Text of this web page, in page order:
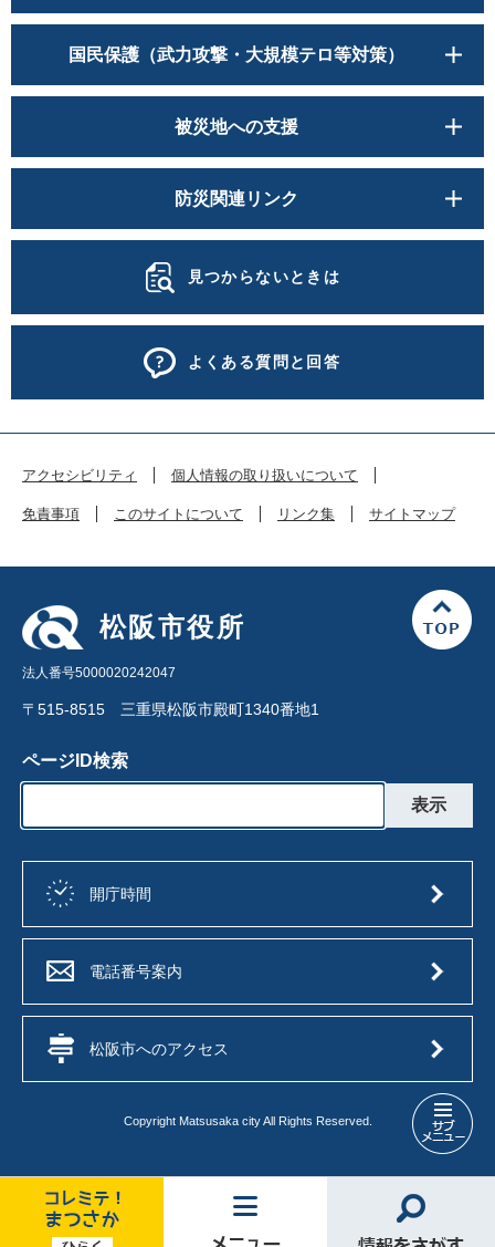
防
メ
ニ
国民保護（武力攻撃・大規模テロ等対策）
被災地への支援
防災関連リンク
見つからないときは
よくある質問と回答
アクセシビリティ 個人情報の取り扱いについて
免責事項 このサイトについて リンク集 サイトマップ
松阪市役所
法人番号5000020242047
〒515-8515 三重県松阪市殿町1340番地1
ページID検索
開庁時間
電話番号案内
松阪市へのアクセス
Copyright Matsusaka city All Rights Reserved.